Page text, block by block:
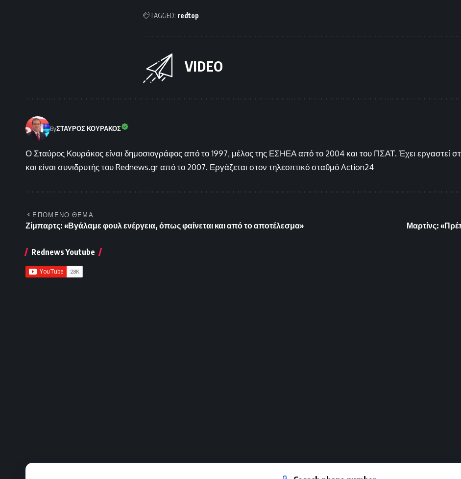
TAGGED: redtop
VIDEO
ByΣΤΑΥΡΟΣ ΚΟΥΡΑΚΟΣ
Ο Σταύρος Κουράκος είναι δημοσιογράφος από το 1997, μέλος της ΕΣΗΕΑ από το 2004 και του ΠΣΑΤ. Έχει εργαστεί
και είναι συνιδρυτής του Rednews.gr από το 2007. Εργάζεται στον τηλεοπτικό σταθμό Action24
ΕΠΟΜΕΝΟ ΘΕΜΑ
Ζίμπαρτς: «Βγάλαμε φουλ ενέργεια, όπως φαίνεται και από το αποτέλεσμα» Μαρτίνς:
Rednews Youtube